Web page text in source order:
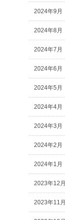
2024年9月
2024年8月
2024年7月
2024年6月
2024年5月
2024年4月
2024年3月
2024年2月
2024年1月
2023年12月
2023年11月